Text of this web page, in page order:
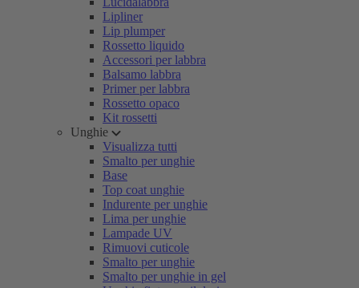
Lipliner
Lip plumper
Rossetto liquido
Accessori per labbra
Balsamo labbra
Primer per labbra
Rossetto opaco
Kit rossetti
Unghie
Visualizza tutti
Smalto per unghie
Base
Top coat unghie
Indurente per unghie
Lima per unghie
Lampade UV
Rimuovi cuticole
Smalto per unghie
Smalto per unghie in gel